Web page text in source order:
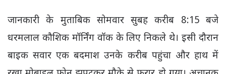
जानकारी के मुताबिक सोमवार सुबह करीब 8:15 बजे
धरमलाल कौशिक मॉर्निंग वॉक के लिए निकले थे। इसी दौरान
बाइक सवार एक बदमाश उनके करीब पहुंचा और हाथ में